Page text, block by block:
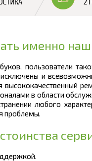
именно
пользователи
и
в области
любого
проблемы.